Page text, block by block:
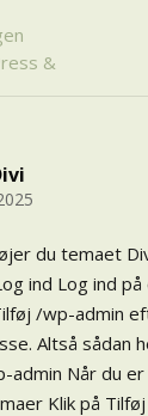
du temaet
ind Log ind på
/wp-admin
Altså sådan
admin Når du er
Klik på